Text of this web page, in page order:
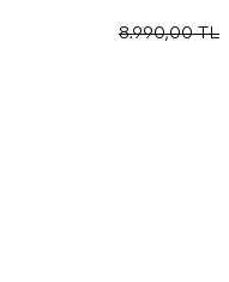
8.990,00TL